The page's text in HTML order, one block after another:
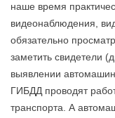
наше время
видеонаблюдения,
обязательно
заметить свидетели
выявлении
ГИБДД проводят
транспорта. А